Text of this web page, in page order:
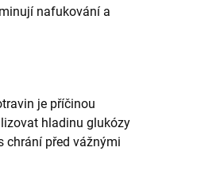
nafukování a
je příčinou
hladinu glukózy
chrání před vážnými